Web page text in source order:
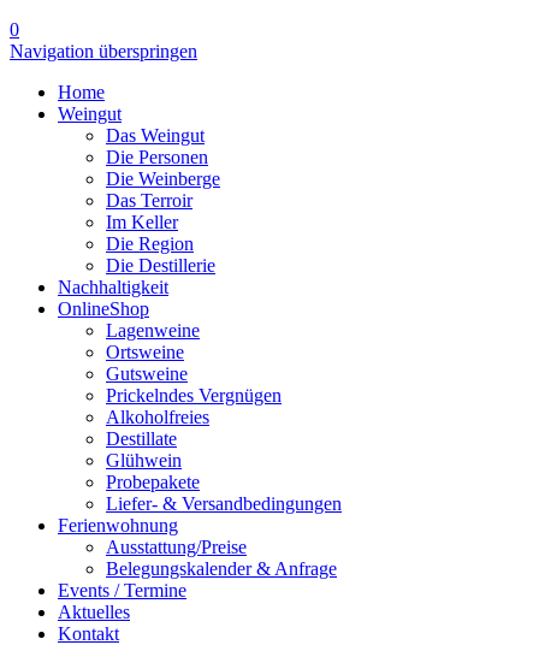
0
Navigation überspringen
Home
Weingut
Das Weingut
Die Personen
Die Weinberge
Das Terroir
Im Keller
Die Region
Die Destillerie
Nachhaltigkeit
OnlineShop
Lagenweine
Ortsweine
Gutsweine
Prickelndes Vergnügen
Alkoholfreies
Destillate
Glühwein
Probepakete
Liefer- & Versandbedingungen
Ferienwohnung
Ausstattung/Preise
Belegungskalender & Anfrage
Events / Termine
Aktuelles
Kontakt